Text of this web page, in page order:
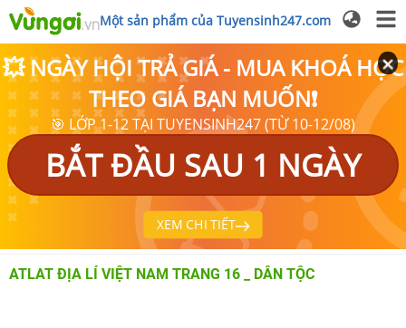
Một sản phẩm của Tuyensinh247.com
💥 NGÀY HỘI TRẢ GIÁ - MUA KHOÁ HỌC
THEO GIÁ BẠN MUỐN❗
🎯 LỚP 1-12 TẠI TUYENSINH247 (TỪ 10-12/08)
BẮT ĐẦU SAU 1 NGÀY
XEM CHI TIẾT
ATLAT ĐỊA LÍ VIỆT NAM TRANG 16 _ DÂN TỘC